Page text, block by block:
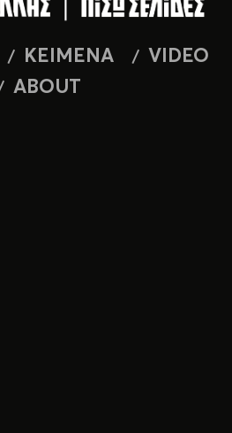
ΚΕΙΜΕΝΑ
VIDEO
ABOUT